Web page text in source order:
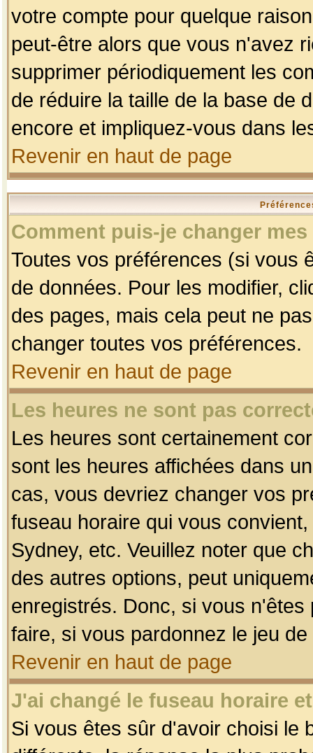
votre compte pour quelque
peut-être alors que vous n'avez
supprimer périodiquement les
de réduire la taille de la base de
encore et impliquez-vous dans
Revenir en haut de page
Comment puis-je changer
Toutes vos préférences (si vous
de données. Pour les modifier,
des pages, mais cela peut ne
changer toutes vos préférences.
Revenir en haut de page
Les heures ne sont pas
Les heures sont certainement
sont les heures affichées dans
cas, vous devriez changer vos
fuseau horaire qui vous
Sydney, etc. Veuillez noter que
des autres options, peut
enregistrés. Donc, si vous
faire, si vous pardonnez le jeu
Revenir en haut de page
J'ai changé le fuseau horaire
Si vous êtes sûr d'avoir choisi le